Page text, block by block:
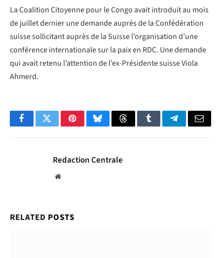
La Coalition Citoyenne pour le Congo avait introduit au mois
de juillet dernier une demande auprès de la Confédération
suisse sollicitant auprès de la Suisse l’organisation d’une
conférence internationale sur la paix en RDC. Une demande
qui avait retenu l’attention de l’ex-Présidente suisse Viola
Ahmerd.
FacebookTwitterPinterestBlueskyThreadsTumblrTelegramEmail
Redaction Centrale
Website
RELATED POSTS